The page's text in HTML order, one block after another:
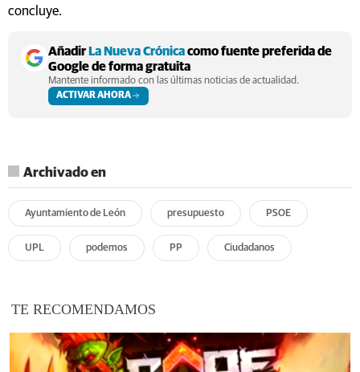
concluye.
AñadirLa Nueva Crónicacomo fuente preferida de
Google de forma gratuita
Mantente informado con las últimas noticias de actualidad.
ACTIVAR AHORA
Archivado en
Ayuntamiento de León presupuesto PSOE
UPL podemos PP Ciudadanos
TE RECOMENDAMOS